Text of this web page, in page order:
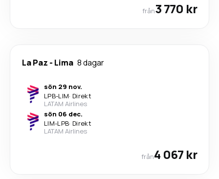
från3 770 kr
La Paz - Lima 8 dagar
sön 29 nov.
LPB-LIM· Direkt
LATAM Airlines
sön 06 dec.
LIM-LPB· Direkt
LATAM Airlines
från4 067 kr